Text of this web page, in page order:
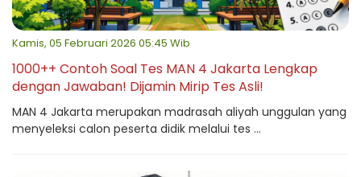
Kamis, 05 Februari 2026 05:45 Wib
1000++ Contoh Soal Tes MAN 4 Jakarta Lengkap
dengan Jawaban! Dijamin Mirip Tes Asli!
MAN 4 Jakarta merupakan madrasah aliyah unggulan yang
menyeleksi calon peserta didik melalui tes ...